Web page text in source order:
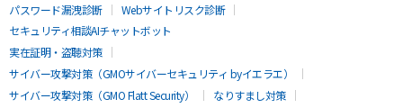
パスワード漏洩診断
Webサイトリスク診断
セキュリティ相談AIチャットボット
実在証明・盗聴対策
サイバー攻撃対策（GMOサイバーセキュリティ byイエラエ）
サイバー攻撃対策（GMO Flatt Security）
なりすまし対策